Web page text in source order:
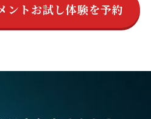
ントお試し体験を予約